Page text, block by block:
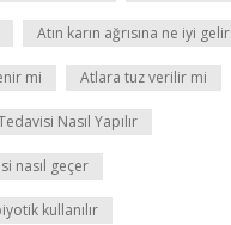
Atın karın ağrısına ne iyi gelir
mi Atlara tuz verilir mi
Nasıl Yapılır
nasıl geçer
kullanılır